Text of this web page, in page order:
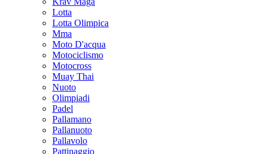
Lotta
Lotta Olimpica
Mma
Moto D'acqua
Motociclismo
Motocross
Muay Thai
Nuoto
Olimpiadi
Padel
Pallamano
Pallanuoto
Pallavolo
Pattinaggio